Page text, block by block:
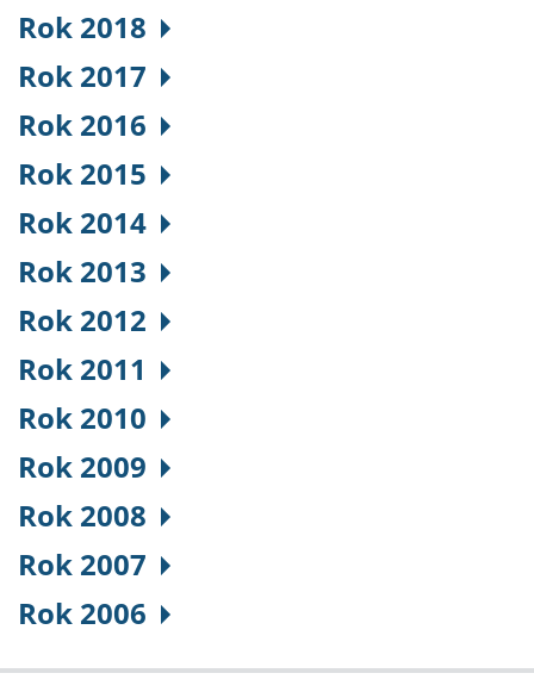
Rok 2018
Rok 2017
Rok 2016
Rok 2015
Rok 2014
Rok 2013
Rok 2012
Rok 2011
Rok 2010
Rok 2009
Rok 2008
Rok 2007
Rok 2006